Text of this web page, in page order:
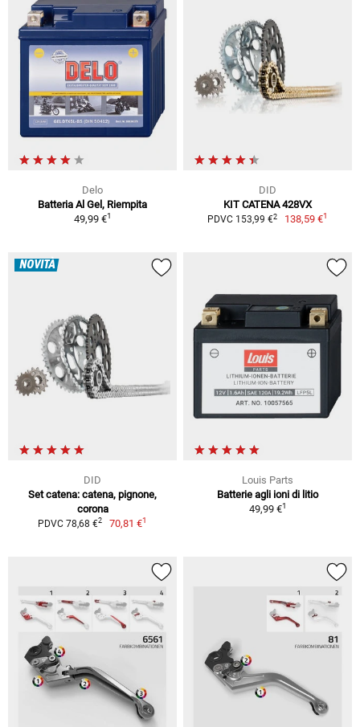
Delo
Batteria Al Gel, Riempita
49,99 €1
DID
KIT CATENA 428VX
PDVC 153,99 €2 138,59 €1
NOVITÀ
DID
Set catena: catena, pignone,
corona
PDVC 78,68 €2 70,81 €1
Louis Parts
Batterie agli ioni di litio
49,99 €1